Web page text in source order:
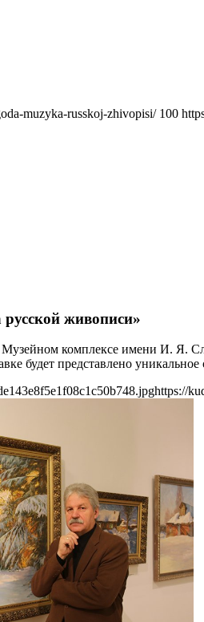
muzyka-russkoj-zhivopisi/ 100
живописи»
комплексе имени И. Я.
будет представлено
https://